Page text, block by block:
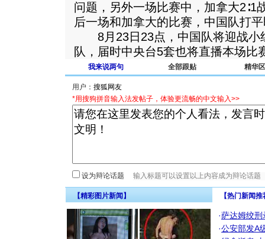
问题，另外一场比赛中，加拿大2∶1
后一场和加拿大的比赛，中国队打
8月23日23点，中国队将迎战小
队，届时中央台5套也将直播本场比
我来说两句 全部跟贴 精华区
用户：
*用搜狗拼音输入法发帖子，体验更流畅的中文输入>>
设为辩论话题
【精彩图片新闻】 【热门新闻
·萨达姆绞刑
·公安部发A